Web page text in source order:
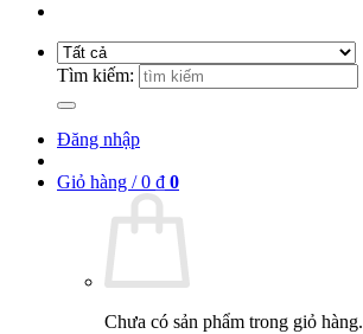
Tìm kiếm:
Đăng nhập
Giỏ hàng /0 ₫ 0
Chưa có sản phẩm trong giỏ hàng.